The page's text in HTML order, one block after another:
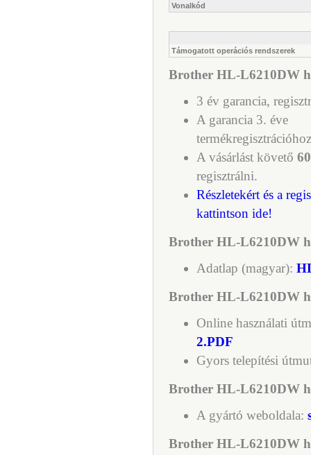
Vonalkód
Támogatott operációs rendszerek
Brother HL-L6210DW
3 év garancia,
A garancia 3. éve
A vásárlást követő
regisztrálni.
Részletekért és a
kattintson ide!
Brother HL-L6210DW
Adatlap (magyar):
Brother HL-L6210DW
Online használati
2.PDF
Gyors telepítési
Brother HL-L6210DW
A gyártó weboldala:
Brother HL-L6210DW